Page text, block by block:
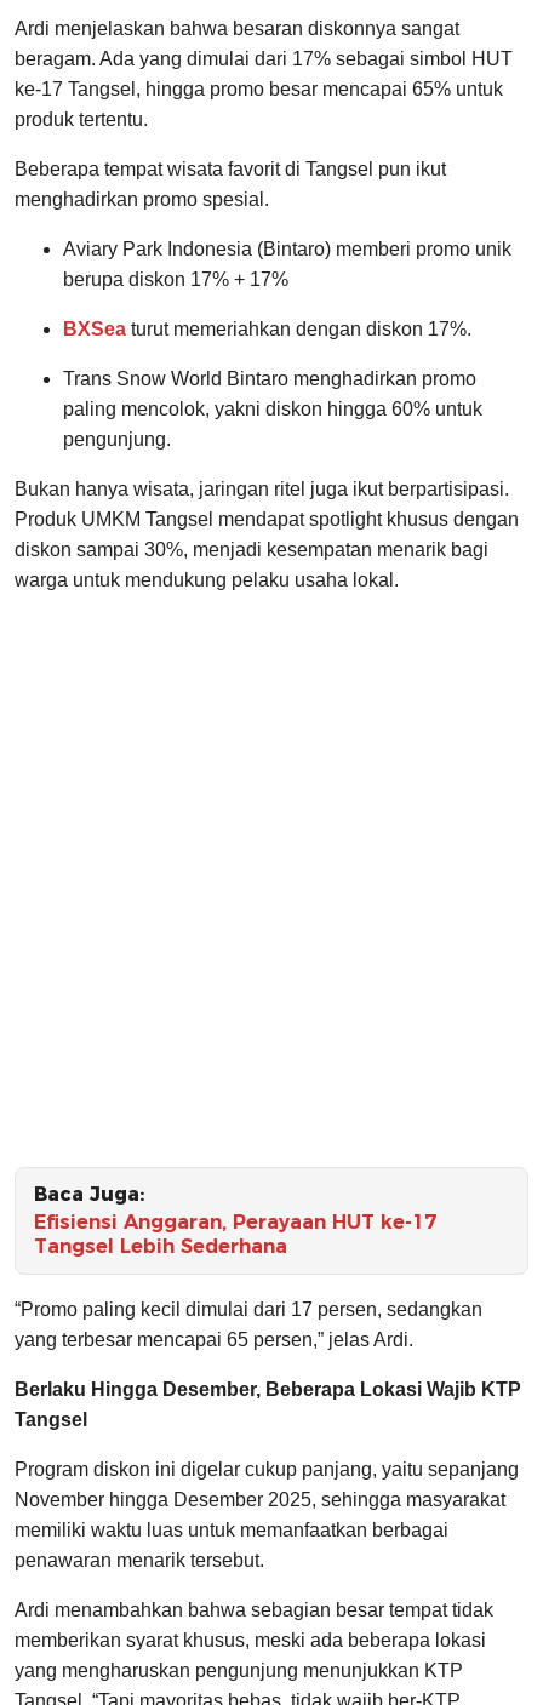
Ardi menjelaskan bahwa besaran diskonnya sangat
beragam. Ada yang dimulai dari 17% sebagai simbol HUT
ke-17 Tangsel, hingga promo besar mencapai 65% untuk
produk tertentu.
Beberapa tempat wisata favorit di Tangsel pun ikut
menghadirkan promo spesial.
Aviary Park Indonesia (Bintaro) memberi promo unik
berupa diskon 17% + 17%
BXSea turut memeriahkan dengan diskon 17%.
Trans Snow World Bintaro menghadirkan promo
paling mencolok, yakni diskon hingga 60% untuk
pengunjung.
Bukan hanya wisata, jaringan ritel juga ikut berpartisipasi.
Produk UMKM Tangsel mendapat spotlight khusus dengan
diskon sampai 30%, menjadi kesempatan menarik bagi
warga untuk mendukung pelaku usaha lokal.
Baca Juga:
Efisiensi Anggaran, Perayaan HUT ke-17
Tangsel Lebih Sederhana
“Promo paling kecil dimulai dari 17 persen, sedangkan
yang terbesar mencapai 65 persen,” jelas Ardi.
Berlaku Hingga Desember, Beberapa Lokasi Wajib KTP
Tangsel
Program diskon ini digelar cukup panjang, yaitu sepanjang
November hingga Desember 2025, sehingga masyarakat
memiliki waktu luas untuk memanfaatkan berbagai
penawaran menarik tersebut.
Ardi menambahkan bahwa sebagian besar tempat tidak
memberikan syarat khusus, meski ada beberapa lokasi
yang mengharuskan pengunjung menunjukkan KTP
Tangsel. “Tapi mayoritas bebas, tidak wajib ber-KTP